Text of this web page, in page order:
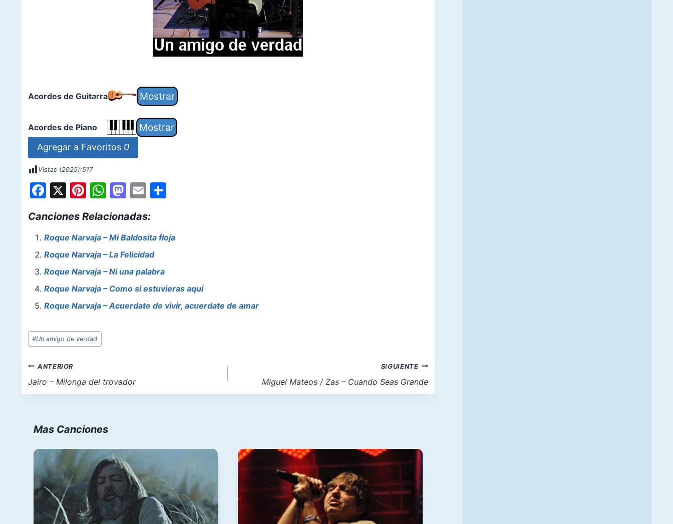
Acordes de Guitarra
Acordes de Piano
Agregar a Favoritos 0
Vistas (2025):517
F
c
e
b
o
o
k
X Pi
er
e
st
W
at
s
A
p
p
M
st
o
d
o
n
E
ai
l
S
e
Canciones Relacionadas:
Roque Narvaja – Mi Baldosita floja
Roque Narvaja – La Felicidad
Roque Narvaja – Ni una palabra
Roque Narvaja – Como si estuvieras aqui
Roque Narvaja – Acuerdate de vivir, acuerdate de amar
Etiquetas
de
entrada:
#Un amigo de verdad
Navegación
de
entradas
ANTERIOR
Jairo – Milonga del trovador
SIGUIENTE
Miguel Mateos / Zas – Cuando Seas Grande
Mas Canciones